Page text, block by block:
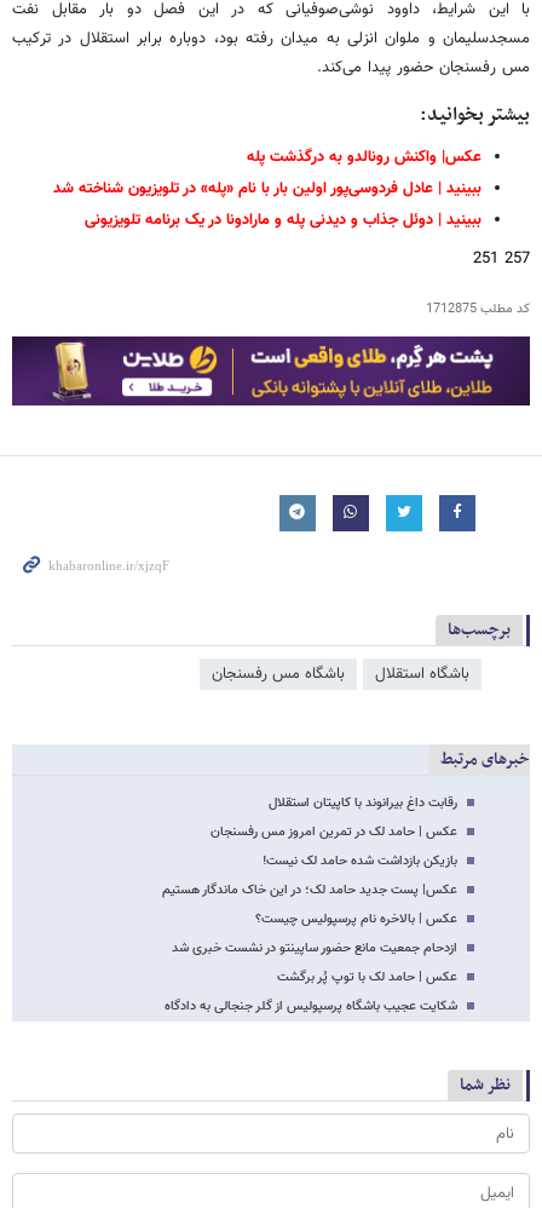
با این شرایط، داوود نوشی‌صوفیانی که در این فصل دو بار مقابل نفت
مسجدسلیمان و ملوان انزلی به میدان رفته بود، دوباره برابر استقلال در ترکیب
مس رفسنجان حضور پیدا می‌کند.
بیشتر بخوانید:
عکس| واکنش رونالدو به درگذشت پله
ببینید | عادل فردوسی‌پور اولین بار با نام «پله» در تلویزیون شناخته شد
ببینید | دوئل جذاب و دیدنی پله و مارادونا در یک برنامه تلویزیونی
257 251
کد مطلب1712875
برچسب‌ها
باشگاه استقلال باشگاه مس رفسنجان
خبرهای مرتبط
رقابت داغ بیرانوند با کاپیتان استقلال
عکس | حامد لک در تمرین امروز مس رفسنجان
بازیکن بازداشت شده حامد لک نیست!
عکس| پست جدید حامد لک؛ در این خاک ماندگار هستیم
عکس | بالاخره نام پرسپولیس چیست؟
ازدحام جمعیت مانع حضور ساپینتو در نشست خبری شد
عکس | حامد لک با توپ پُر برگشت
شکایت عجیب باشگاه پرسپولیس از گلر جنجالی به دادگاه
نظر شما